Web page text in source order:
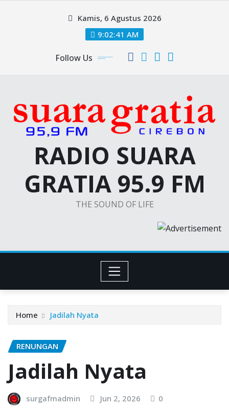
Kamis, 6 Agustus 2026
9:02:42 AM
Follow Us
RADIO SUARA
GRATIA 95.9 FM
THE SOUND OF LIFE
Home Jadilah Nyata
RENUNGAN
Jadilah Nyata
surgafmadmin Jun 2, 2026 0